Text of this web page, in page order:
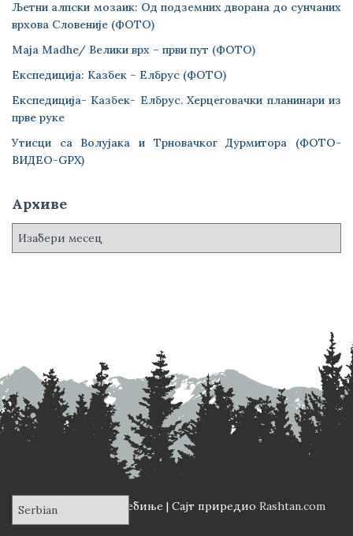
Љетни алпски мозаик: Од подземних дворана до сунчаних
врхова Словеније (ФОТО)
Maja Madhe/ Велики врх – први пут (ФОТО)
Експедиција: Казбек – Елбрус (ФОТО)
Експедиција- Казбек- Елбрус. Херцеговачки планинари из
прве руке
Утисци са Волујака и Трновачког Дурмитора (ФОТО-
ВИДЕО-GPX)
Архиве
А
ПД "Вучји Зуб" Требиње | Сајт приредио Rashtan.com